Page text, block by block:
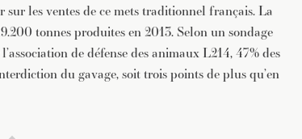
sur les ventes de ce mets traditionnel français. La
tonnes produites en 2013. Selon un sondage
de défense des animaux L214, 47% des
du gavage, soit trois points de plus qu’en